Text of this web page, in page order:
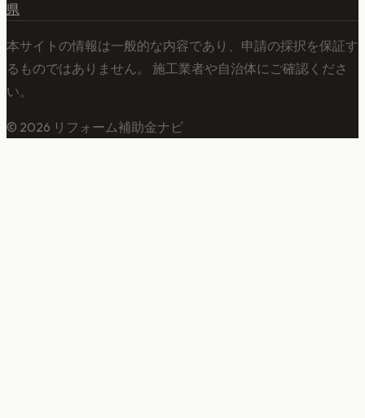
県
本サイトの情報は一般的な内容であり、申請の採択を保証す
るものではありません。 施工業者や自治体にご確認くださ
い。
© 2026 リフォーム補助金ナビ